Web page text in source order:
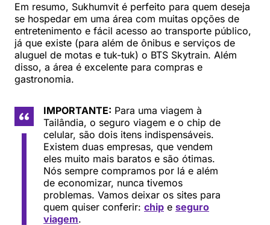
Em resumo, Sukhumvit é perfeito para quem deseja
se hospedar em uma área com muitas opções de
entretenimento e fácil acesso ao transporte público,
já que existe (para além de ônibus e serviços de
aluguel de motas e tuk-tuk) o BTS Skytrain. Além
disso, a área é excelente para compras e
gastronomia.
IMPORTANTE: Para uma viagem à
Tailândia, o seguro viagem e o chip de
celular, são dois itens indispensáveis.
Existem duas empresas, que vendem
eles muito mais baratos e são ótimas.
Nós sempre compramos por lá e além
de economizar, nunca tivemos
problemas. Vamos deixar os sites para
quem quiser conferir: chip e seguro
viagem.